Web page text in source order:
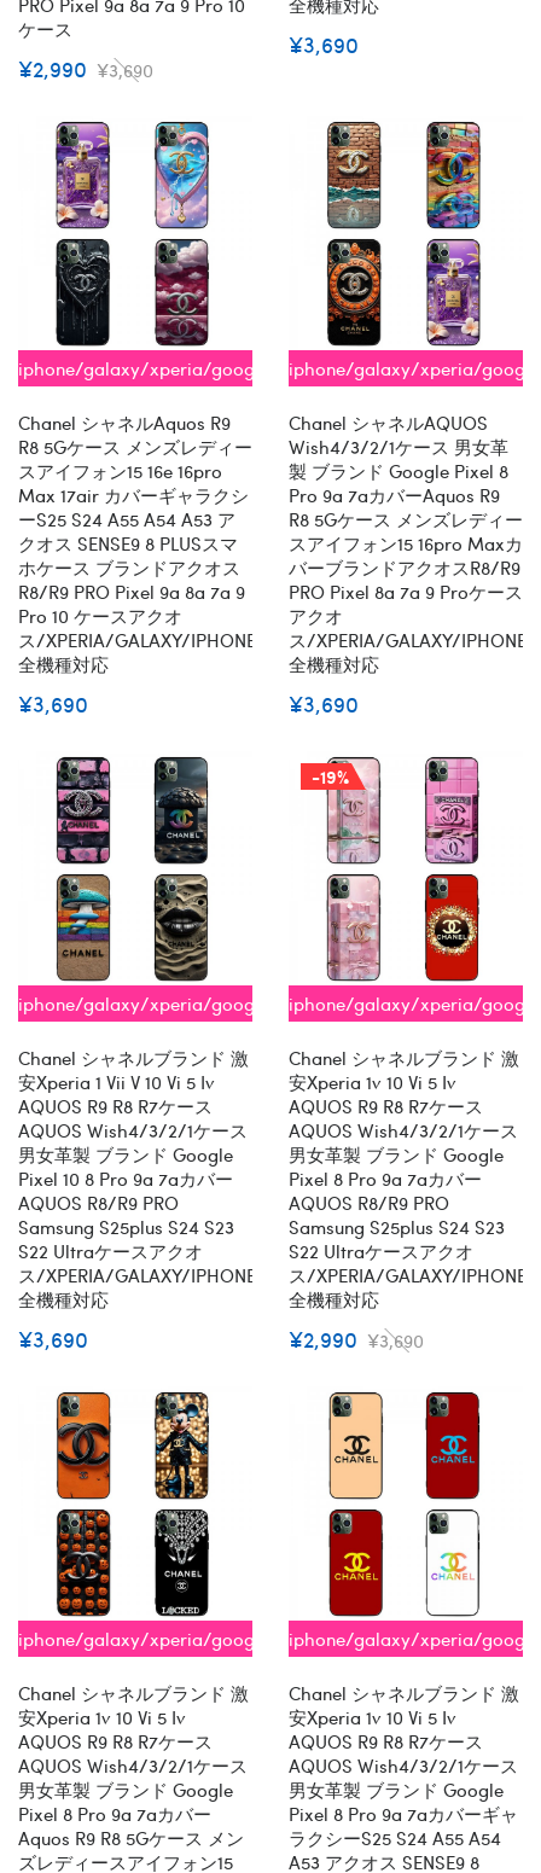
ケース
¥2,990 ¥3,690
¥3,690
iphone/galaxy/xperia/google/aquos
Chanel シャネルaquos R9
R8 5Gケース メンズレディー
スアイフォン15 16e 16pro
Max 17air カバーギャラクシ
ーs25 S24 A55 A54 A53 ア
クオス SENSE9 8 PLUSスマ
ホケース ブランドアクオス
R8/R9 PRO Pixel 9a 8a 7a 9
Pro 10 ケースアクオ
ス/XPERIA/GALAXY/IPHONE
全機種対応
¥3,690
iphone/galaxy/xperia/
Chanel シャネルAQUOS
Wish4/3/2/1ケース 男女革
製 ブランド Google Pixel 8
Pro 9a 7aカバーaquos R9
R8 5Gケース メンズレディー
スアイフォン15 16pro Maxカ
バーブランドアクオスR8/R9
PRO Pixel 8a 7a 9 Proケース
アクオ
ス/XPERIA/GALAXY/IPHONE
全機種対応
¥3,690
iphone/galaxy/xperia/google/aquos
Chanel シャネルブランド 激
安xperia 1 Vii V 10 Vi 5 Iv
AQUOS R9 R8 R7ケース
AQUOS Wish4/3/2/1ケース
男女革製 ブランド Google
Pixel 10 8 Pro 9a 7aカバー
AQUOS R8/R9 PRO
Samsung S25plus S24 S23
S22 Ultraケースアクオ
ス/XPERIA/GALAXY/IPHONE
全機種対応
¥3,690
-19%
iphone/galaxy/xperia/
Chanel シャネルブランド 激
安xperia 1v 10 Vi 5 Iv
AQUOS R9 R8 R7ケース
AQUOS Wish4/3/2/1ケース
男女革製 ブランド Google
Pixel 8 Pro 9a 7aカバー
AQUOS R8/R9 PRO
Samsung S25plus S24 S23
S22 Ultraケースアクオ
ス/XPERIA/GALAXY/IPHONE
全機種対応
¥2,990 ¥3,690
iphone/galaxy/xperia/google/aquos
Chanel シャネルブランド 激
安xperia 1v 10 Vi 5 Iv
AQUOS R9 R8 R7ケース
AQUOS Wish4/3/2/1ケース
男女革製 ブランド Google
Pixel 8 Pro 9a 7aカバー
Aquos R9 R8 5Gケース メン
ズレディースアイフォン15
iphone/galaxy/xperia/
Chanel シャネルブランド 激
安xperia 1v 10 Vi 5 Iv
AQUOS R9 R8 R7ケース
AQUOS Wish4/3/2/1ケース
男女革製 ブランド Google
Pixel 8 Pro 9a 7aカバーギャ
ラクシーs25 S24 A55 A54
A53 アクオス SENSE9 8